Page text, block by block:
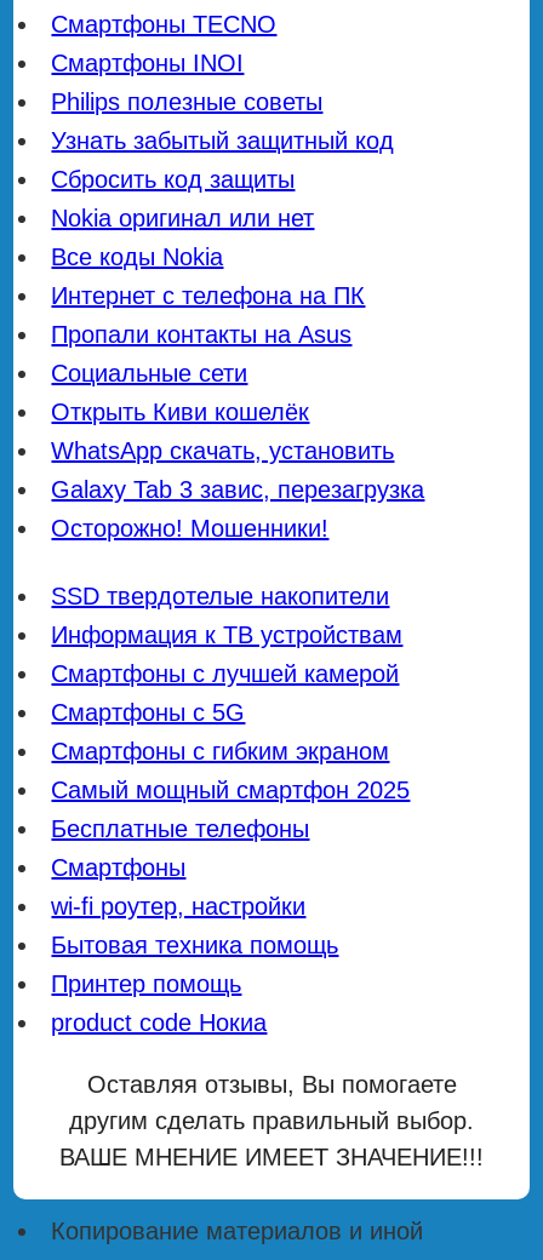
Смартфоны TECNO
Смартфоны INOI
Philips полезные советы
Узнать забытый защитный код
Сбросить код защиты
Nokia оригинал или нет
Все коды Nokia
Интернет с телефона на ПК
Пропали контакты на Asus
Социальные сети
Открыть Киви кошелёк
WhatsApp скачать, установить
Galaxy Tab 3 завис, перезагрузка
Осторожно! Мошенники!
SSD твердотелые накопители
Информация к ТВ устройствам
Смартфоны с лучшей камерой
Смартфоны с 5G
Смартфоны с гибким экраном
Самый мощный смартфон 2025
Бесплатные телефоны
Смартфоны
wi-fi роутер, настройки
Бытовая техника помощь
Принтер помощь
product code Нокиа
Оставляя отзывы, Вы помогаете
другим сделать правильный выбор.
ВАШЕ МНЕНИЕ ИМЕЕТ ЗНАЧЕНИЕ!!!
Копирование материалов и иной